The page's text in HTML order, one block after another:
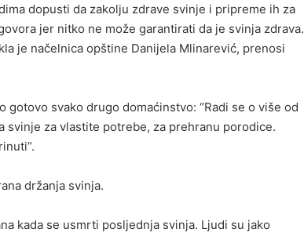
dopusti da zakolju zdrave svinje i pripreme ih za
jer nitko ne može garantirati da je svinja zdrava.
je načelnica opštine Danijela Mlinarević, prenosi
svako drugo domaćinstvo: “Radi se o više od
svinje za vlastite potrebe, za prehranu porodice.
držanja svinja.
kada se usmrti posljednja svinja. Ljudi su jako